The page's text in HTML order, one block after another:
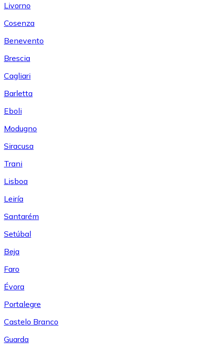
Livorno
Cosenza
Benevento
Brescia
Cagliari
Barletta
Eboli
Modugno
Siracusa
Trani
Lisboa
Leiría
Santarém
Setúbal
Beja
Faro
Évora
Portalegre
Castelo Branco
Guarda